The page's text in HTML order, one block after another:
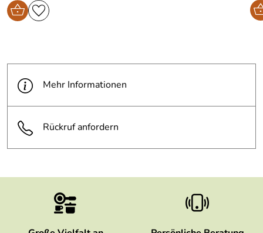
Mehr Informationen
Rückruf anfordern